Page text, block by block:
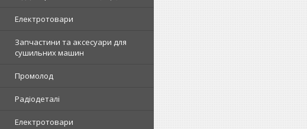
Електротовари
Запчастини та аксесуари для
сушильних машин
Промолод
Радіодеталі
Електротовари